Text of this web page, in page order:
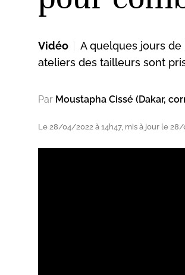
Vidéo
A quelques jours
ateliers des tailleurs sont
Par Moustapha Cissé (Dakar,
Le 28/04/2022 à 14h47, mis à jour le